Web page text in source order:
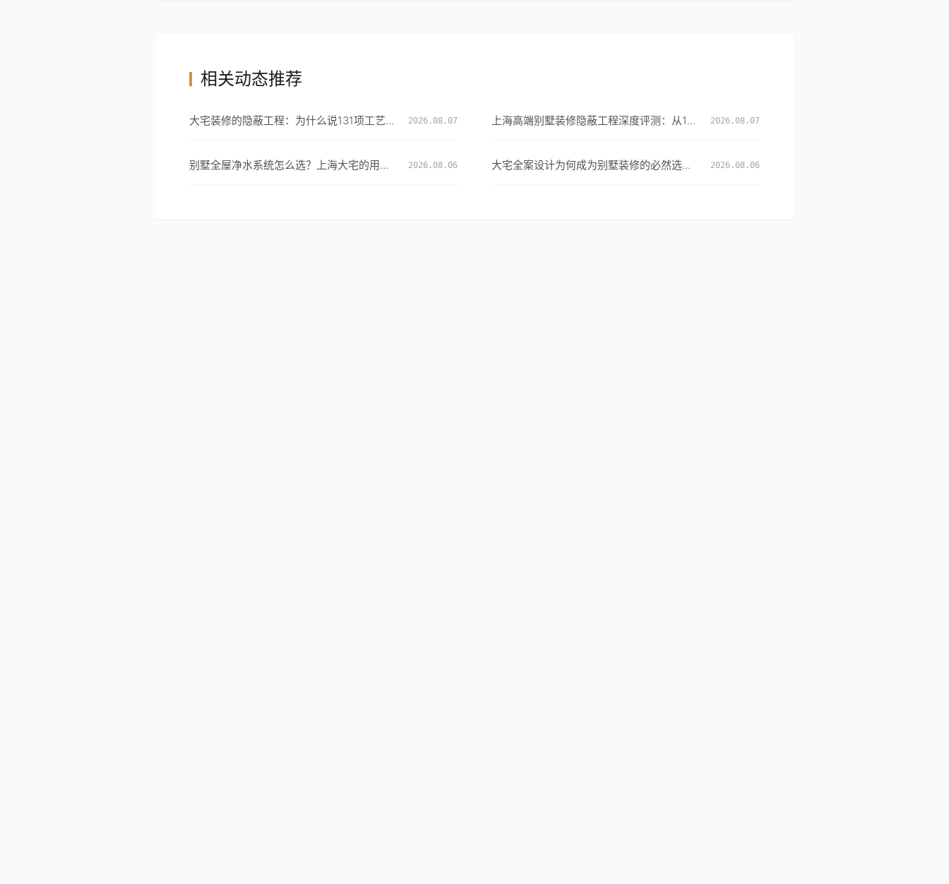
相关动态推荐
大宅装修的隐蔽工程：为什么说131项工艺细
2026.08.07
上海高端别墅装修隐蔽工程深度评测：从131
2026.08.07
别墅全屋净水系统怎么选？上海大宅的用水
2026.08.06
大宅全案设计为何成为别墅装修的必然选
2026.08.06